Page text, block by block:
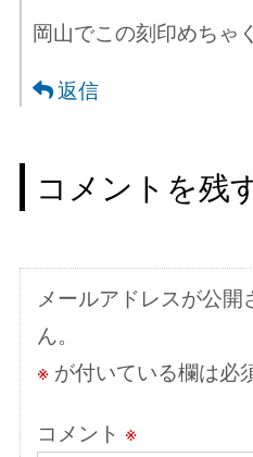
岡山でこの刻印めちゃ
返信
コメントを残
メールアドレスが公
ん。
※が付いている欄は必
コメント ※